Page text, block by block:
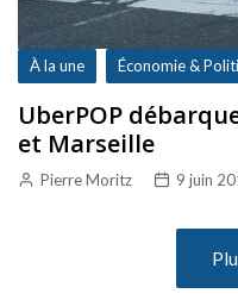
À la une Économie &
UberPOP
et Marseille
Pierre Moritz 9 juin